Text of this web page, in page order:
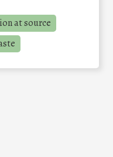
at source